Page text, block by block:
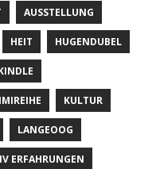
AUSSTELLUNG
HEIT HUGENDUBEL
KULTUR
LANGEOOG
ERFAHRUNGEN